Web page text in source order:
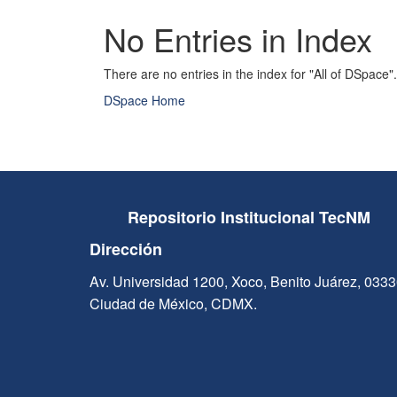
No Entries in Index
There are no entries in the index for "All of DSpace".
DSpace Home
Repositorio Institucional TecNM
Dirección
Av. Universidad 1200, Xoco, Benito Juárez,
Ciudad de México, CDMX.